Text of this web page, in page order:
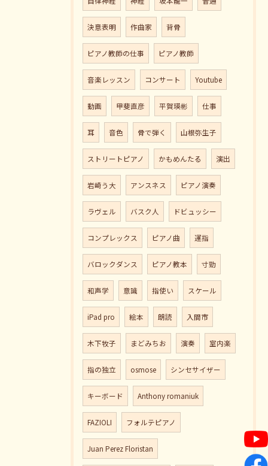
決意表明 作曲家 背骨
ピアノ教師の仕事 ピアノ教師
音楽レッスン コンサート Youtube
動画 甲斐直彦 平賀瑛彬 仕事
耳 音色 骨で弾く 山根弥生子
ストリートピアノ かもめんたる 演出
岩崎う大 アンスネス ピアノ演奏
ラヴェル バスク人 ドビュッシー
コンプレックス ピアノ曲 運指
バロックダンス ピアノ教本 寸勁
和声学 意識 指使い スケール
iPad pro 絵本 朗読 入間市
木下牧子 まどみちお 演奏 室内楽
指の独立 osmose シンセサイザー
キーボード Anthony romaniuk
FAZIOLI フォルテピアノ
Juan Perez Floristan